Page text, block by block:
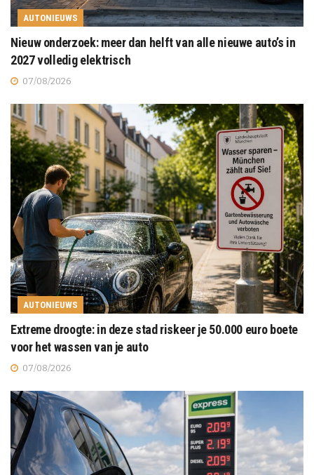
AUTONIEUWS
Nieuw onderzoek: meer dan helft van alle nieuwe auto’s in
2027 volledig elektrisch
07/08/2026
AUTONIEUWS
Extreme droogte: in deze stad riskeer je 50.000 euro boete
voor het wassen van je auto
07/08/2026